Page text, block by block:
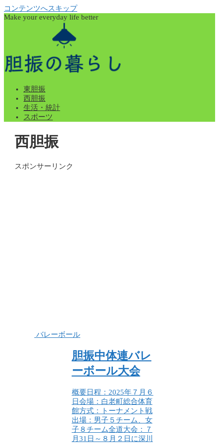
コンテンツへスキップ
Make your everyday life better
東胆振
西胆振
生活・統計
スポーツ
西胆振
スポンサーリンク
バレーボール
胆振中体連バレ
ーボール大会
概要日程：2025年７月６
日会場：白老町総合体育
館方式：トーナメント戦
出場：男子５チーム、女
子８チーム全道大会：７
月31日～８月２日に深川